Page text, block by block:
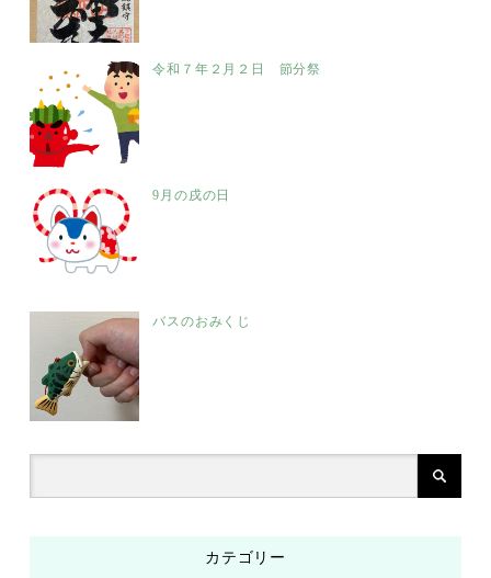
令和７年２月２日 節分祭
9月の戌の日
バスのおみくじ
カテゴリー